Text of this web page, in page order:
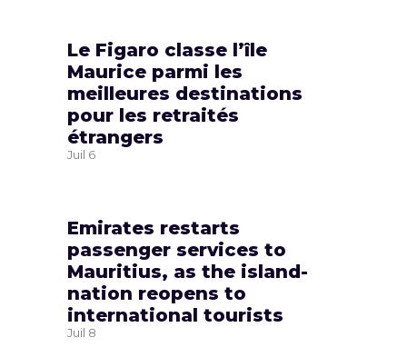
Le Figaro classe l’île
Maurice parmi les
meilleures destinations
pour les retraités
étrangers
Juil 6
Emirates restarts
passenger services to
Mauritius, as the island-
nation reopens to
international tourists
Juil 8